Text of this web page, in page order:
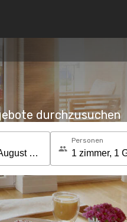
durchzusuchen
Personen